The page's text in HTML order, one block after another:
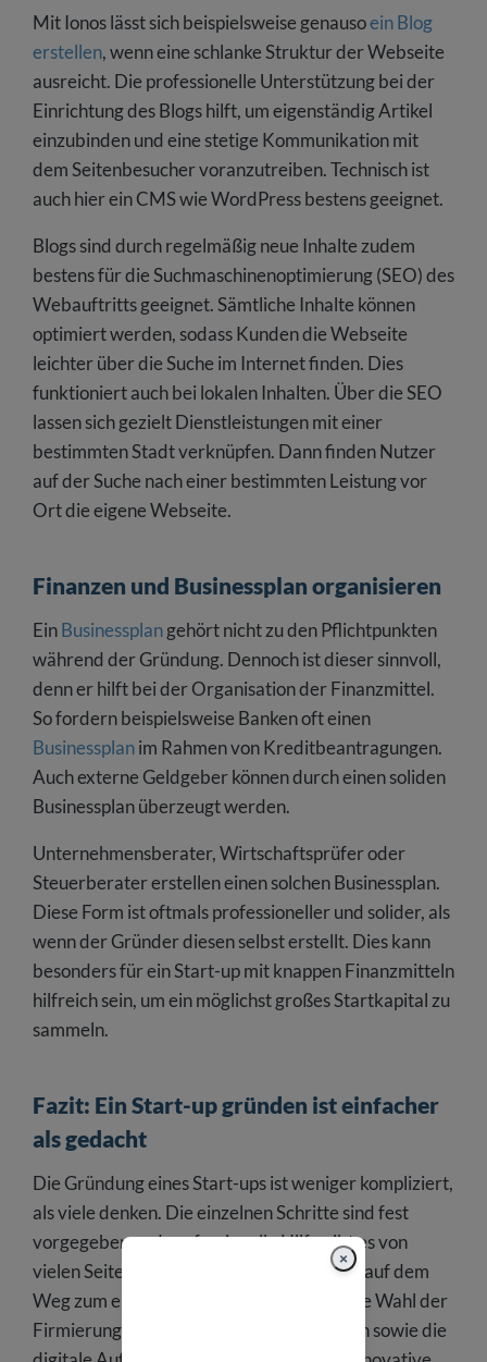
Mit Ionos lässt sich beispielsweise genausoein Blog
erstellen, wenn eine schlanke Struktur der Webseite
ausreicht. Die professionelle Unterstützung bei der
Einrichtung des Blogs hilft, um eigenständig Artikel
einzubinden und eine stetige Kommunikation mit
dem Seitenbesucher voranzutreiben. Technisch ist
auch hier ein CMS wie WordPress bestens geeignet.
Blogs sind durch regelmäßig neue Inhalte zudem
bestens für die Suchmaschinenoptimierung (SEO) des
Webauftritts geeignet. Sämtliche Inhalte können
optimiert werden, sodass Kunden die Webseite
leichter über die Suche im Internet finden. Dies
funktioniert auch bei lokalen Inhalten. Über die SEO
lassen sich gezielt Dienstleistungen mit einer
bestimmten Stadt verknüpfen. Dann finden Nutzer
auf der Suche nach einer bestimmten Leistung vor
Ort die eigene Webseite.
Finanzen und Businessplan organisieren
EinBusinessplangehört nicht zu den Pflichtpunkten
während der Gründung. Dennoch ist dieser sinnvoll,
denn er hilft bei der Organisation der Finanzmittel.
So fordern beispielsweise Banken oft einen
Businessplanim Rahmen von Kreditbeantragungen.
Auch externe Geldgeber können durch einen soliden
Businessplan überzeugt werden.
Unternehmensberater, Wirtschaftsprüfer oder
Steuerberater erstellen einen solchen Businessplan.
Diese Form ist oftmals professioneller und solider, als
wenn der Gründer diesen selbst erstellt. Dies kann
besonders für ein Start-up mit knappen Finanzmitteln
hilfreich sein, um ein möglichst großes Startkapital zu
sammeln.
Fazit: Ein Start-up gründen ist einfacher
als gedacht
Die Gründung eines Start-ups ist weniger kompliziert,
als viele denken. Die einzelnen Schritte sind fest
vorgegeben und professionelle Hilfe gibt es von
vielen Seiten. Zu den wichtigsten Punkten auf dem
Weg zum erfolgreichen Start-up zählen die Wahl der
Firmierung, die Organisation der Finanzen sowie die
×